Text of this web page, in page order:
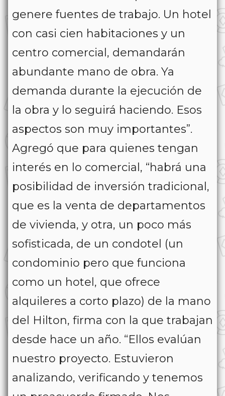
genere fuentes de trabajo. Un hotel
con casi cien habitaciones y un
centro comercial, demandarán
abundante mano de obra. Ya
demanda durante la ejecución de
la obra y lo seguirá haciendo. Esos
aspectos son muy importantes”.
Agregó que para quienes tengan
interés en lo comercial, “habrá una
posibilidad de inversión tradicional,
que es la venta de departamentos
de vivienda, y otra, un poco más
sofisticada, de un condotel (un
condominio pero que funciona
como un hotel, que ofrece
alquileres a corto plazo) de la mano
del Hilton, firma con la que trabajan
desde hace un año. “Ellos evalúan
nuestro proyecto. Estuvieron
analizando, verificando y tenemos